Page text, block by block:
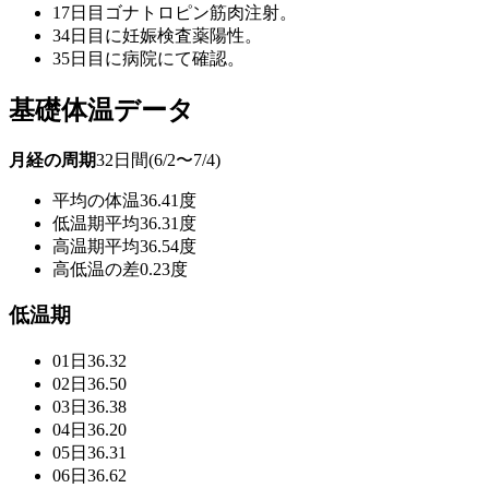
17日目ゴナトロピン筋肉注射。
34日目に妊娠検査薬陽性。
35日目に病院にて確認。
基礎体温データ
月経の周期32日間(6/2〜7/4)
平均の体温36.41度
低温期平均36.31度
高温期平均36.54度
高低温の差0.23度
低温期
01日 36.32
02日 36.50
03日 36.38
04日 36.20
05日 36.31
06日 36.62